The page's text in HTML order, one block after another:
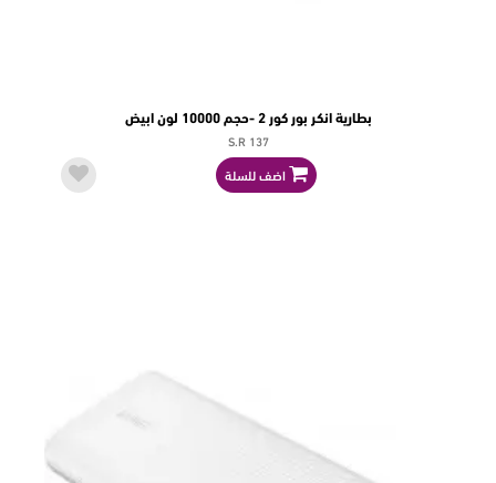
بطارية انكر بور كور 2 -حجم 10000 لون ابيض
S.R 137
اضف للسلة